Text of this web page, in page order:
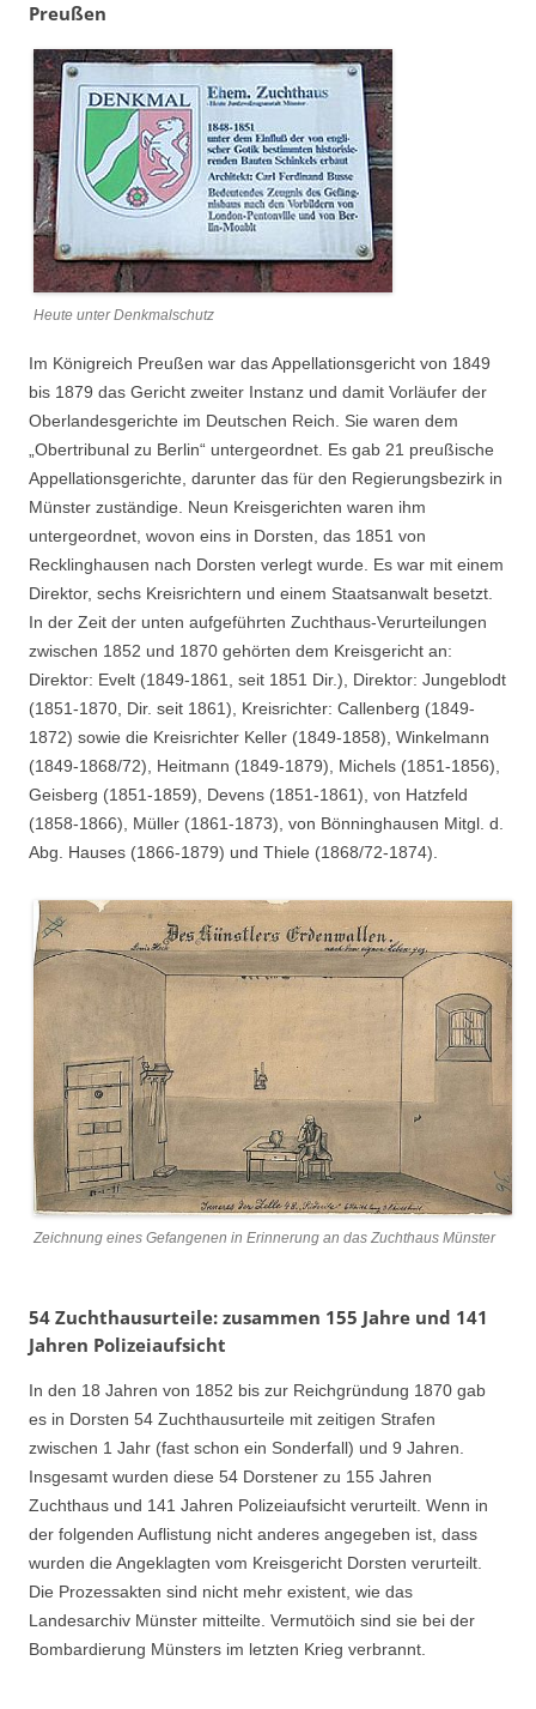
Preußen
Heute unter Denkmalschutz
Im Königreich Preußen war das Appellationsgericht von 1849
bis 1879 das Gericht zweiter Instanz und damit Vorläufer der
Oberlandesgerichte im Deutschen Reich. Sie waren dem
„Obertribunal zu Berlin“ untergeordnet. Es gab 21 preußische
Appellationsgerichte, darunter das für den Regierungsbezirk in
Münster zuständige. Neun Kreisgerichten waren ihm
untergeordnet, wovon eins in Dorsten, das 1851 von
Recklinghausen nach Dorsten verlegt wurde. Es war mit einem
Direktor, sechs Kreisrichtern und einem Staatsanwalt besetzt.
In der Zeit der unten aufgeführten Zuchthaus-Verurteilungen
zwischen 1852 und 1870 gehörten dem Kreisgericht an:
Direktor: Evelt (1849-1861, seit 1851 Dir.), Direktor: Jungeblodt
(1851-1870, Dir. seit 1861), Kreisrichter: Callenberg (1849-
1872) sowie die Kreisrichter Keller (1849-1858), Winkelmann
(1849-1868/72), Heitmann (1849-1879), Michels (1851-1856),
Geisberg (1851-1859), Devens (1851-1861), von Hatzfeld
(1858-1866), Müller (1861-1873), von Bönninghausen Mitgl. d.
Abg. Hauses (1866-1879) und Thiele (1868/72-1874).
Zeichnung eines Gefangenen in Erinnerung an das Zuchthaus Münster
54 Zuchthausurteile: zusammen 155 Jahre und 141
Jahren Polizeiaufsicht
In den 18 Jahren von 1852 bis zur Reichgründung 1870 gab
es in Dorsten 54 Zuchthausurteile mit zeitigen Strafen
zwischen 1 Jahr (fast schon ein Sonderfall) und 9 Jahren.
Insgesamt wurden diese 54 Dorstener zu 155 Jahren
Zuchthaus und 141 Jahren Polizeiaufsicht verurteilt. Wenn in
der folgenden Auflistung nicht anderes angegeben ist, dass
wurden die Angeklagten vom Kreisgericht Dorsten verurteilt.
Die Prozessakten sind nicht mehr existent, wie das
Landesarchiv Münster mitteilte. Vermutöich sind sie bei der
Bombardierung Münsters im letzten Krieg verbrannt.